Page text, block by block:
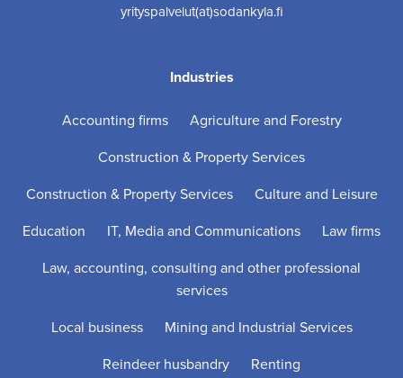
yrityspalvelut(at)sodankyla.fi
Industries
Accounting firms
Agriculture and Forestry
Construction & Property Services
Construction & Property Services
Culture and Leisure
Education
IT, Media and Communications
Law firms
Law, accounting, consulting and other professional
services
Local business
Mining and Industrial Services
Reindeer husbandry
Renting